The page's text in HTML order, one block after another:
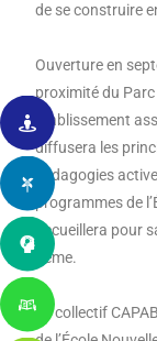
de se construire
Ouverture en
proximité du Parc
établissement
diffusera les
pédagogies
programmes de
accueillera pour
5ème.
Le collectif